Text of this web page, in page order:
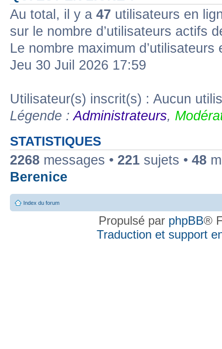
Au total, il y a 47 utilisateurs en
sur le nombre d’utilisateurs actifs
Le nombre maximum
Jeu 30 Juil 2026 17:59
Utilisateur(s) inscrit(s) : Aucun
Légende :Administrateurs,
STATISTIQUES
2268 messages • 221 sujets • 48
Berenice
Index du forum
Propulsé par phpBB®
Traduction et support